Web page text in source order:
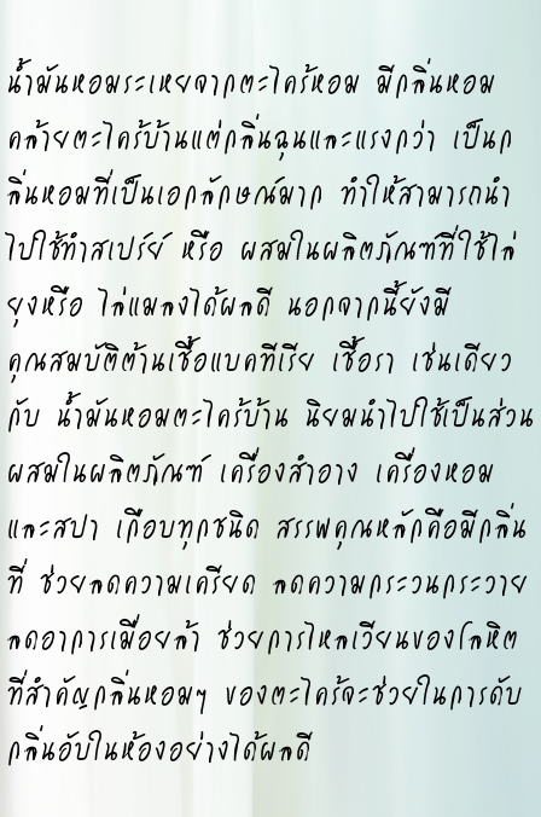
น้ำมันหอมระเหยจากตะไคร้หอม มีกลิ่นหอม
คล้ายตะไคร้บ้านแต่กลิ่นฉุนและแรงกว่า เป็นก
ลิ่นหอมที่เป็นเอกลักษณ์มาก ทำให้สามารถนำ
ไปใช้ทำสเปร์ย์ หรือ ผสมในผลิตภัณฑ์ที่ใช้ไล่
ยุงหรือ ไล่แมลงได้ผลดี นอกจากนี้ยังมี
คุณสมบัติต้านเชื้อแบคทีเรีย เชื้อรา เช่นเดียว
กับ น้ำมันหอมตะไคร้บ้าน นิยมนำไปใช้เป็นส่วน
ผสมในผลิตภัณฑ์ เครื่องสำอาง เครื่องหอม
และสปา เกือบทุกชนิด สรรพคุณหลักคือมีกลิ่น
ที่ ช่วยลดความเครียด ลดความกระวนกระวาย
ลดอาการเมื่อยล้า ช่วยการไหลเวียนของโลหิต
ที่สำคัญกลิ่นหอมๆ ของตะไคร้จะช่วยในการดับ
กลิ่นอับในห้องอย่างได้ผลดี